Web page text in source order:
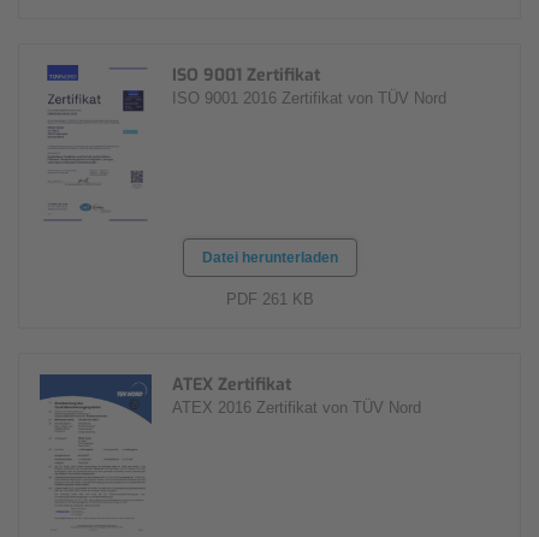
ISO 9001 Zertifikat
ISO 9001 2016 Zertifikat von TÜV Nord
Datei herunterladen
PDF 261 KB
ATEX Zertifikat
ATEX 2016 Zertifikat von TÜV Nord